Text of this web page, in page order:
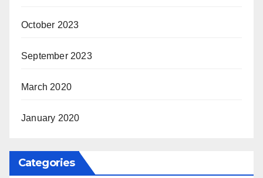
October 2023
September 2023
March 2020
January 2020
Categories